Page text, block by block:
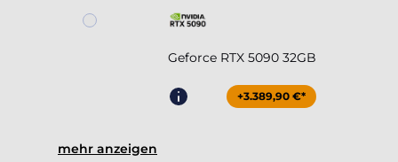
Geforce RTX 5090 32GB
+3.389,90 €*
mehr anzeigen